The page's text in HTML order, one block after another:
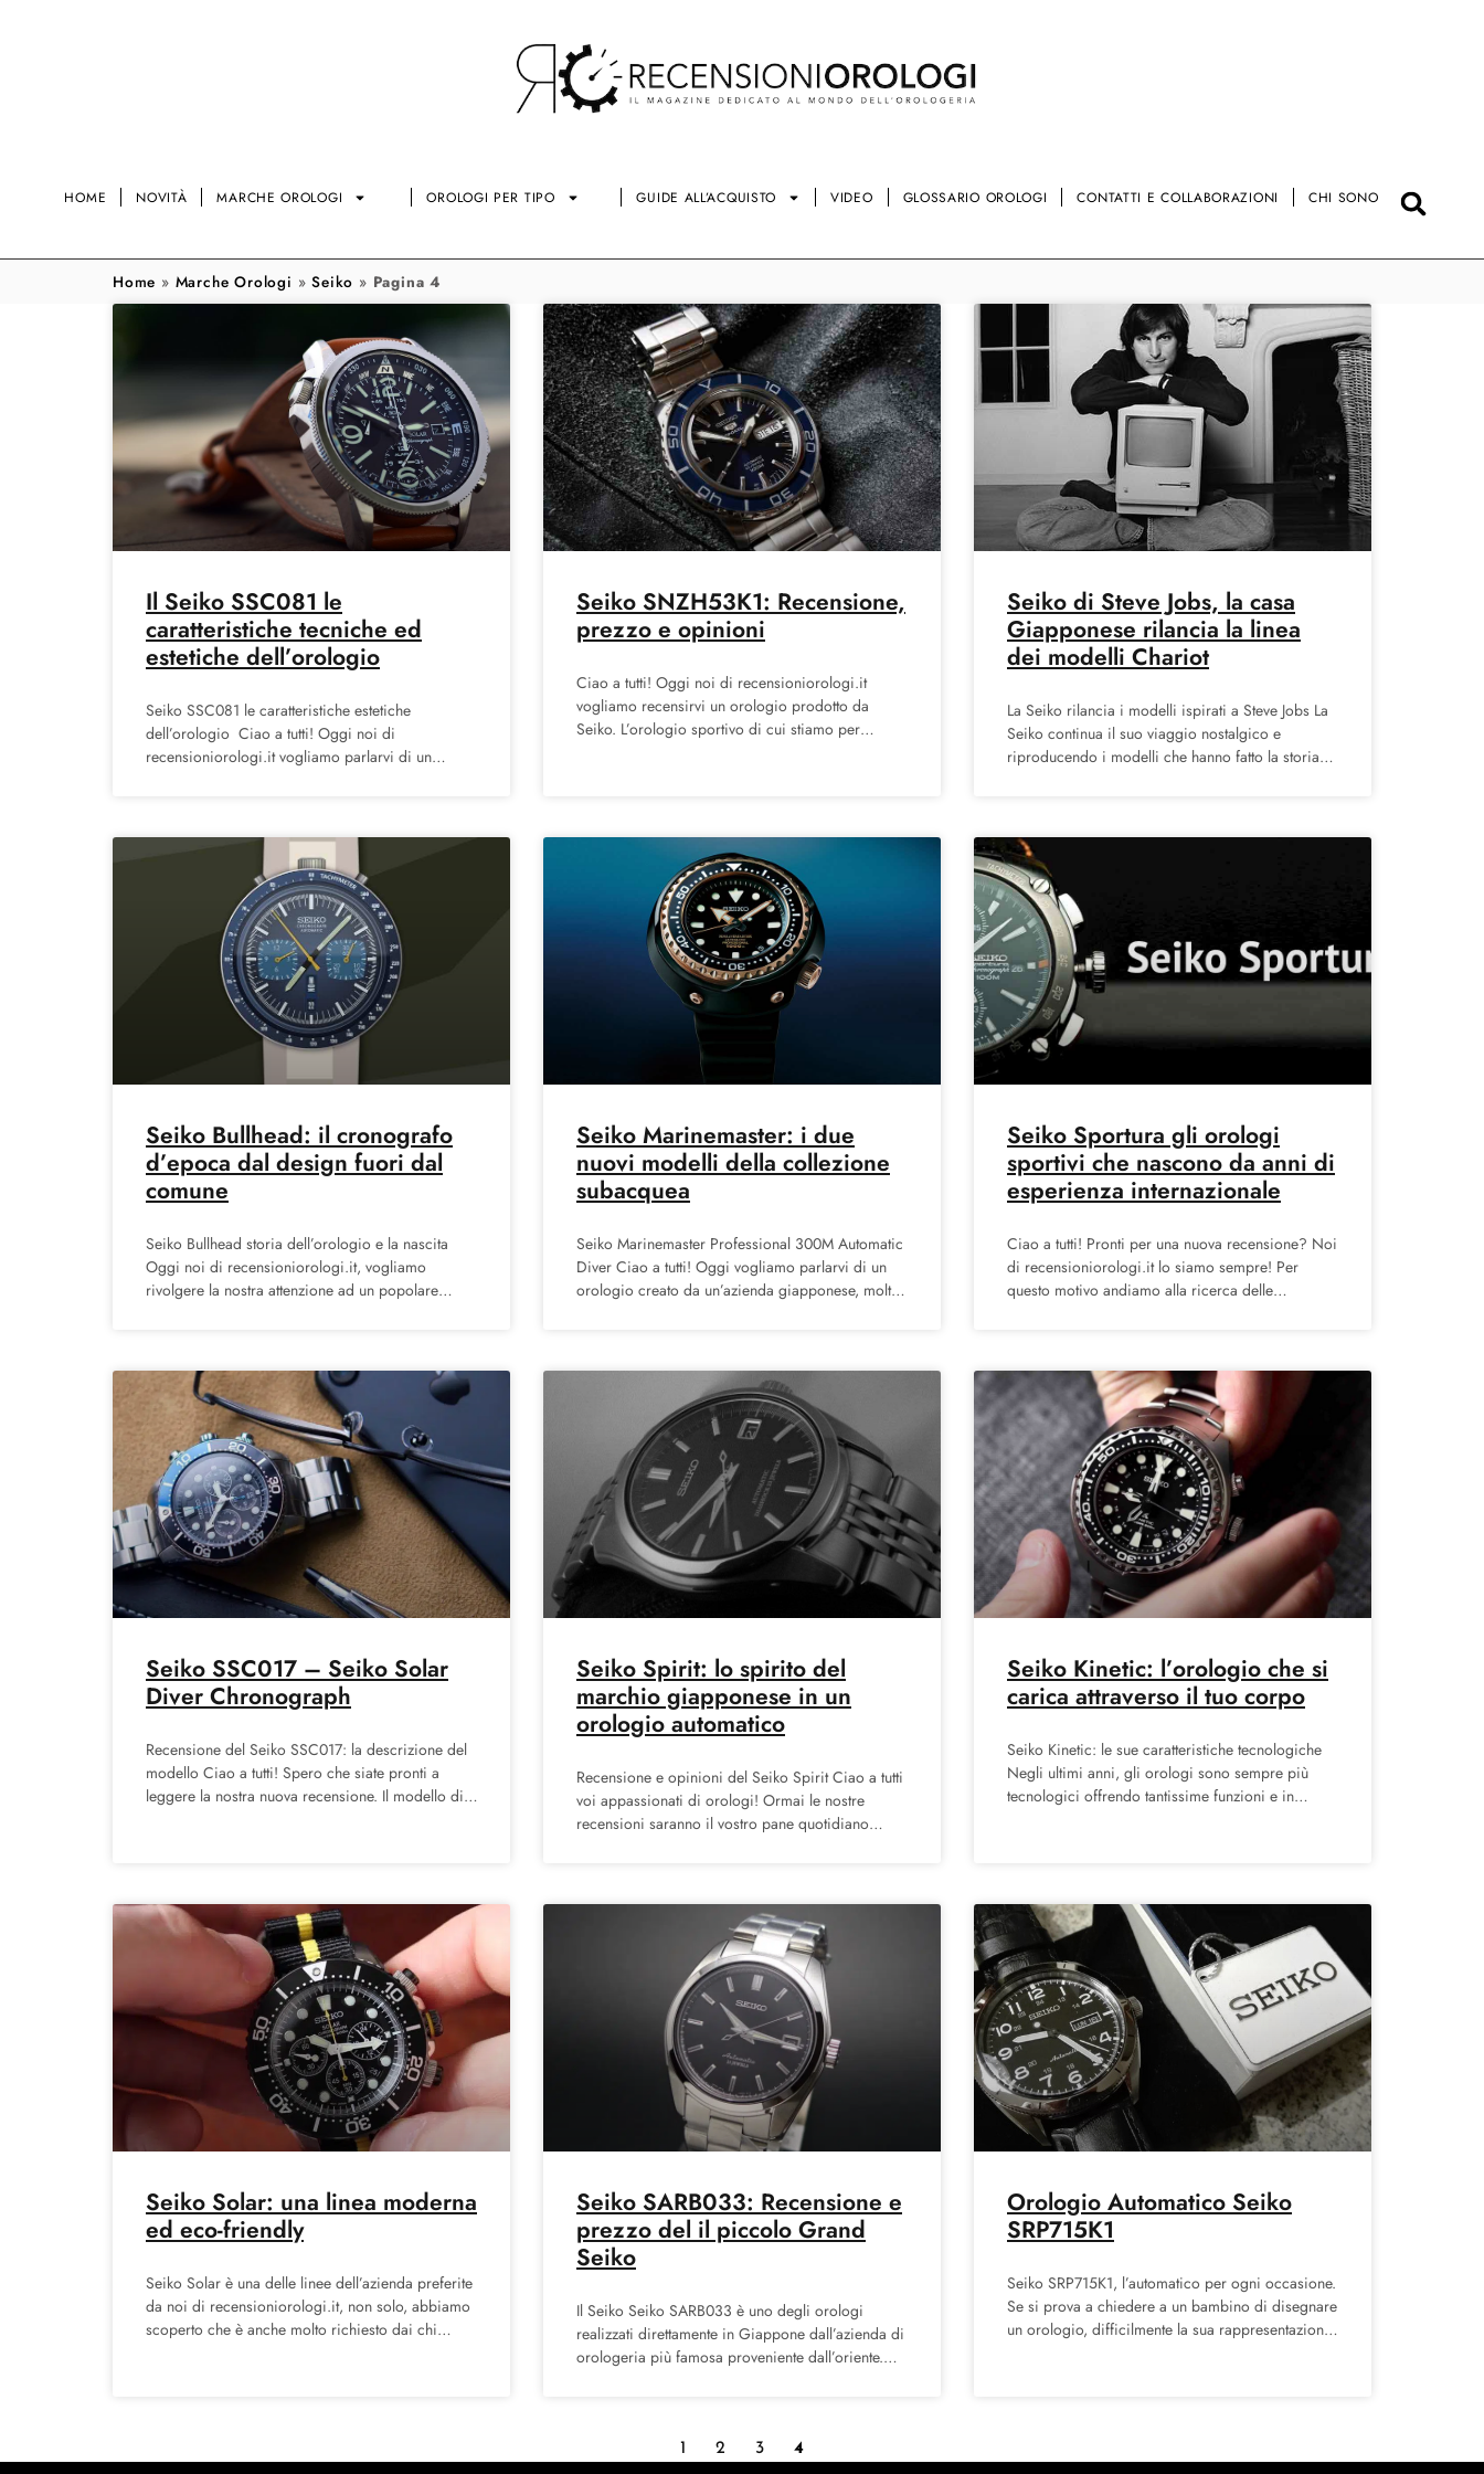
HOME NOVITÀ MARCHE OROLOGI OROLOGI PER TIPO GUIDE ALL’ACQUISTO VIDEO GLOSSARIO OROLOGI CONTATTI E COLLABORAZIONI CHI SONO
Home » Marche Orologi »Seiko » Pagina 4
Il Seiko SSC081 le
caratteristiche tecniche ed
estetiche dell’orologio
Seiko SSC081 le caratteristiche estetiche
dell’orologio Ciao a tutti! Oggi noi di
recensioniorologi.it vogliamo parlarvi di un
Seiko SNZH53K1: Recensione,
prezzo e opinioni
Ciao a tutti! Oggi noi di recensioniorologi.it
vogliamo recensirvi un orologio prodotto da
Seiko. L’orologio sportivo di cui stiamo per
Seiko di Steve Jobs, la casa
Giapponese rilancia la linea
dei modelli Chariot
La Seiko rilancia i modelli ispirati a Steve Jobs La
Seiko continua il suo viaggio nostalgico e
riproducendo i modelli che hanno fatto la storia
Seiko Bullhead: il cronografo
d’epoca dal design fuori dal
comune
Seiko Bullhead storia dell’orologio e la nascita
Oggi noi di recensioniorologi.it, vogliamo
rivolgere la nostra attenzione ad un popolare
Seiko Marinemaster: i due
nuovi modelli della collezione
subacquea
Seiko Marinemaster Professional 300M Automatic
Diver Ciao a tutti! Oggi vogliamo parlarvi di un
orologio creato da un’azienda giapponese, molto
Seiko Sportura gli orologi
sportivi che nascono da anni di
esperienza internazionale
Ciao a tutti! Pronti per una nuova recensione? Noi
di recensioniorologi.it lo siamo sempre! Per
questo motivo andiamo alla ricerca delle
Seiko SSC017 – Seiko Solar
Diver Chronograph
Recensione del Seiko SSC017: la descrizione del
modello Ciao a tutti! Spero che siate pronti a
leggere la nostra nuova recensione. Il modello di
Seiko Spirit: lo spirito del
marchio giapponese in un
orologio automatico
Recensione e opinioni del Seiko Spirit Ciao a tutti
voi appassionati di orologi! Ormai le nostre
recensioni saranno il vostro pane quotidiano
Seiko Kinetic: l’orologio che si
carica attraverso il tuo corpo
Seiko Kinetic: le sue caratteristiche tecnologiche
Negli ultimi anni, gli orologi sono sempre più
tecnologici offrendo tantissime funzioni e in
Seiko Solar: una linea moderna
ed eco-friendly
Seiko Solar è una delle linee dell’azienda preferite
da noi di recensioniorologi.it, non solo, abbiamo
scoperto che è anche molto richiesto dai chi
Seiko SARB033: Recensione e
prezzo del il piccolo Grand
Seiko
Il Seiko Seiko SARB033 è uno degli orologi
realizzati direttamente in Giappone dall’azienda di
orologeria più famosa proveniente dall’oriente.
Orologio Automatico Seiko
SRP715K1
Seiko SRP715K1, l’automatico per ogni occasione.
Se si prova a chiedere a un bambino di disegnare
un orologio, difficilmente la sua rappresentazione
1 2 3 4